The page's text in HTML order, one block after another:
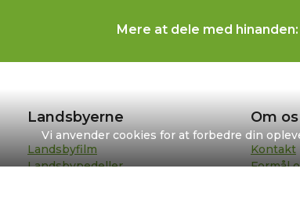
Vi anvender cookies for at forbedre din
Mere at dele med hinanden:
Landsbyerne
Landsbyfilm
Landsbypedeller
Om os
Kontakt
Formål